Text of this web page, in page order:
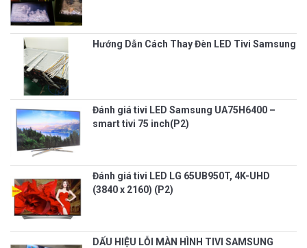
Hướng Dẫn Cách Thay Đèn LED Tivi Samsung
Đánh giá tivi LED Samsung UA75H6400 –
smart tivi 75 inch(P2)
Đánh giá tivi LED LG 65UB950T, 4K-UHD
(3840 x 2160) (P2)
DẤU HIỆU LỖI MÀN HÌNH TIVI SAMSUNG